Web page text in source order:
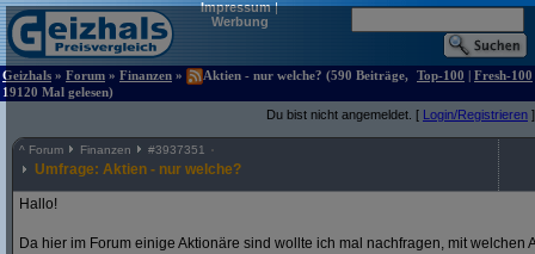
Impressum|
Werbung
Geizhals » Forum » Finanzen »
Aktien - nur welche? (590 Beiträge,
19120 Mal gelesen)
Top-100 | Fresh-100
Du bist nicht angemeldet. [ Login/Registrieren ]
^ Forum Finanzen #3937351
Umfrage: Aktien - nur welche?
Hallo!
Da hier im Forum einige Aktionäre sind wollte ich mal nachfragen, mit welchen